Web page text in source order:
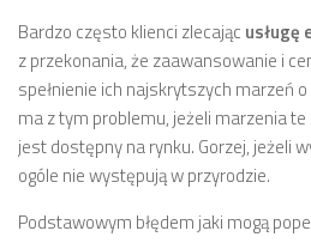
Bardzo często klienci zlecając usługę
z przekonania, że zaawansowanie i
spełnienie ich najskrytszych marzeń
ma z tym problemu, jeżeli marzenia
jest dostępny na rynku. Gorzej, jeżeli
ogóle nie występują w przyrodzie.
Podstawowym błędem jaki mogą